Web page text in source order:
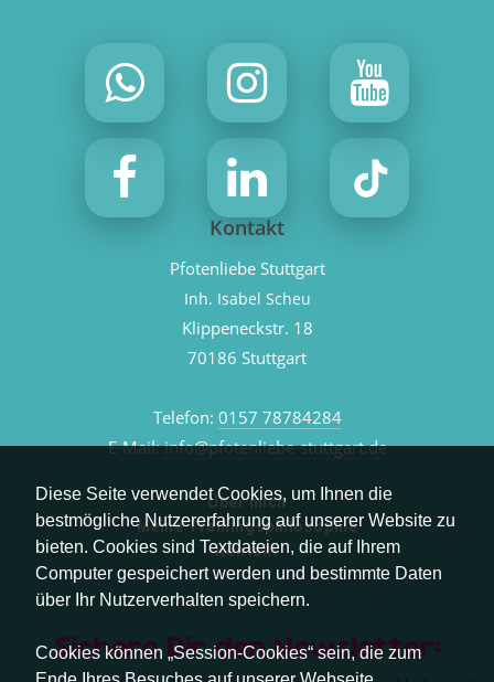
Diese Seite verwendet Cookies, um Ihnen die
bestmögliche Nutzererfahrung auf unserer Website zu
bieten. Cookies sind Textdateien, die auf Ihrem
Computer gespeichert werden und bestimmte Daten
über Ihr Nutzerverhalten speichern.
Cookies können „Session-Cookies“ sein, die zum
Kontakt
Pfotenliebe Stuttgart
Inh. Isabel Scheu
Klippeneckstr. 18
70186 Stuttgart
Telefon: 0157 78784284
E-Mail:info@pfotenliebe-stuttgart.de
Über mich
Meine Trainingsphilosophie
Kontakt
Sichere Dir den Newsletter: